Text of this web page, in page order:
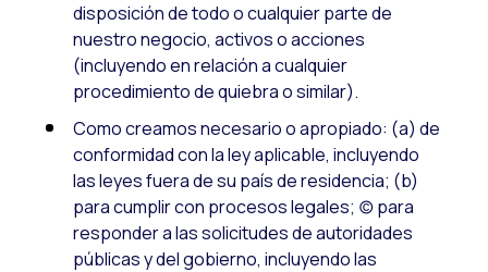
disposición de todo o cualquier parte de
nuestro negocio, activos o acciones
(incluyendo en relación a cualquier
procedimiento de quiebra o similar).
Como creamos necesario o apropiado: (a) de
conformidad con la ley aplicable, incluyendo
las leyes fuera de su país de residencia; (b)
para cumplir con procesos legales; (c) para
responder a las solicitudes de autoridades
públicas y del gobierno, incluyendo las